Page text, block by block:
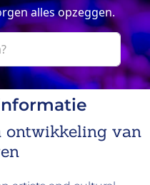
alles opzeggen.
van